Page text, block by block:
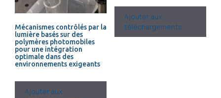
Mécanismes contrôlés par la
lumière basés sur des
polymères photomobiles
pour une intégration
optimale dans des
environnements exigeants
Ajouter aux
Ajouter aux
téléchargements